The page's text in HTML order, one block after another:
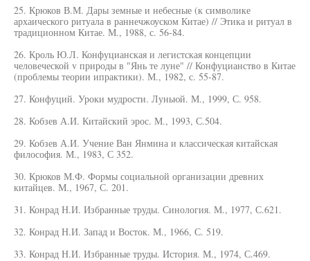
25. Крюков В.М. Дары земные и небесные (к символике
архаического ритуала в раннечжоуском Китае) // Этика и ритуал в
традиционном Китае. М., 1988, с. 56-84.
26. Кроль Ю.Л. Конфуцианская и легистская концепции
человеческой v природы в "Янь те луне" // Конфуцианство в Китае
(проблемы теории ипрактики). М., 1982, с. 55-87.
27. Конфуций. Уроки мудрости. Луньюй. М., 1999, С. 958.
28. Кобзев А.И. Китайский эрос. М., 1993, С.504.
29. Кобзев А.И. Учение Ван Янмина и классическая китайская
философия. М., 1983, С 352.
30. Крюков М.Ф. Формы социальной организации древних
китайцев. М., 1967, С. 201.
31. Конрад Н.И. Избранные труды. Синология. М., 1977, С.621.
32. Конрад Н.И. Запад и Восток. М., 1966, С. 519.
33. Конрад Н.И. Избранные труды. История. М., 1974, С.469.